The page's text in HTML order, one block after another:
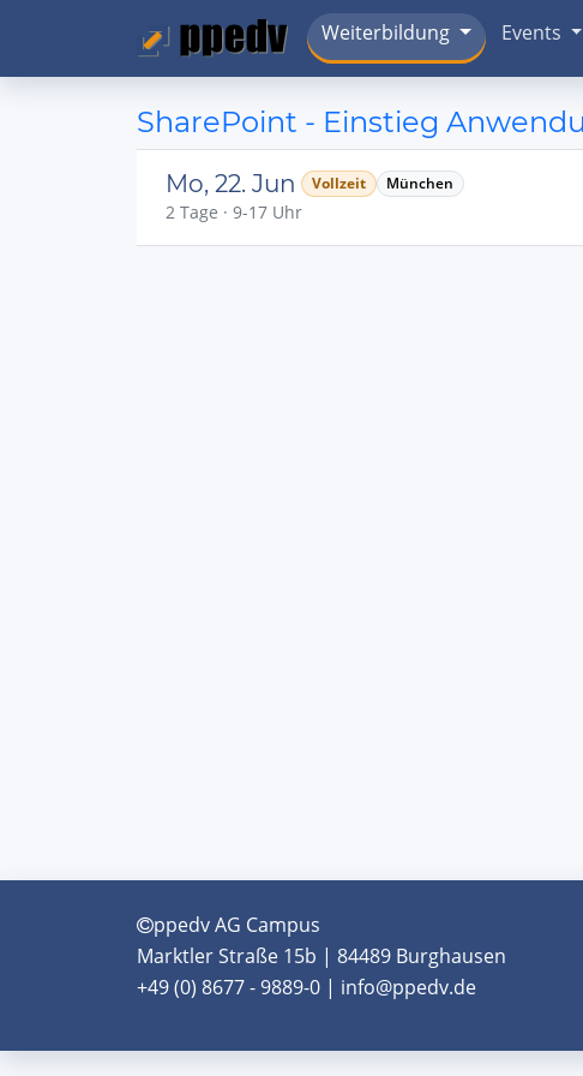
Weiterbildung Events
SharePoint - Einstieg
Mo, 22. Jun Vollzeit München
2 Tage · 9-17 Uhr
ppedv AG Campus
Marktler Straße 15b | 84489 Burghausen
+49 (0) 8677 - 9889-0 | info@ppedv.de